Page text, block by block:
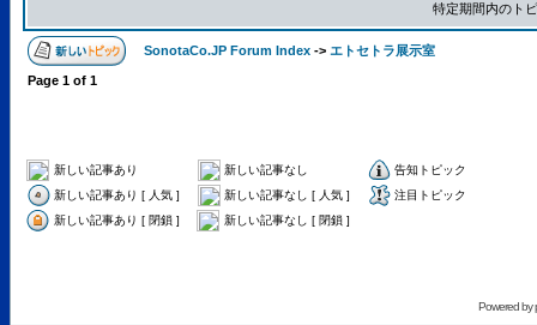
特定期間内のト
SonotaCo.JP Forum Index -> エトセトラ展示室
Page 1 of 1
新しい記事あり 新しい記事なし
告知トピック
新しい記事あり [ 人気 ]
新しい記事なし [ 人気 ]
注目トピック
新しい記事あり [ 閉鎖 ]
新しい記事なし [ 閉鎖 ]
Powered by